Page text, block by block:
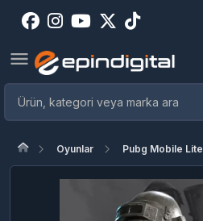
Oyunlar Pubg Mobile Lite